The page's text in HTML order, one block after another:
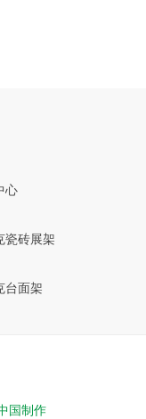
心
瓷砖展架
台面架
国制作